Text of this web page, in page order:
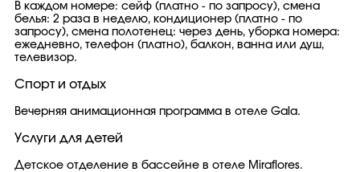
В каждом номере: сейф (платно - по запросу), смена
белья: 2 раза в неделю, кондиционер (платно - по
запросу), смена полотенец: через день, уборка номера:
ежедневно, телефон (платно), балкон, ванна или душ,
телевизор.
Спорт и отдых
Вечерняя анимационная программа в отеле Gala.
Услуги для детей
Детское отделение в бассейне в отеле Miraflores.